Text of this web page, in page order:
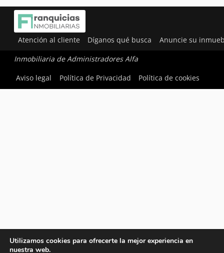
Atención al cliente Díganos qué busca Anuncie su
Inmobiliaria de Administradores Alfa
Aviso legal
Política de Privacidad Política de cookies
Utilizamos cookies para ofrecerte la mejor experiencia en
nuestra web.